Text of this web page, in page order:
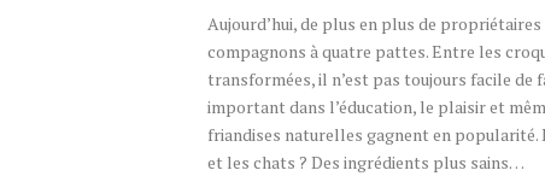
Aujourd’hui, de plus en plus de
compagnons à quatre pattes. Entre les
transformées, il n’est pas toujours facile de
important dans l’éducation, le plaisir et
friandises naturelles gagnent en
et les chats ? Des ingrédients plus sains…